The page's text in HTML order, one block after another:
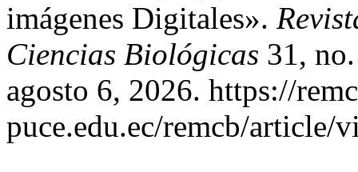
imágenes Digitales».
Ciencias Biológicas 31,
agosto 6, 2026. https://
puce.edu.ec/remcb/article/